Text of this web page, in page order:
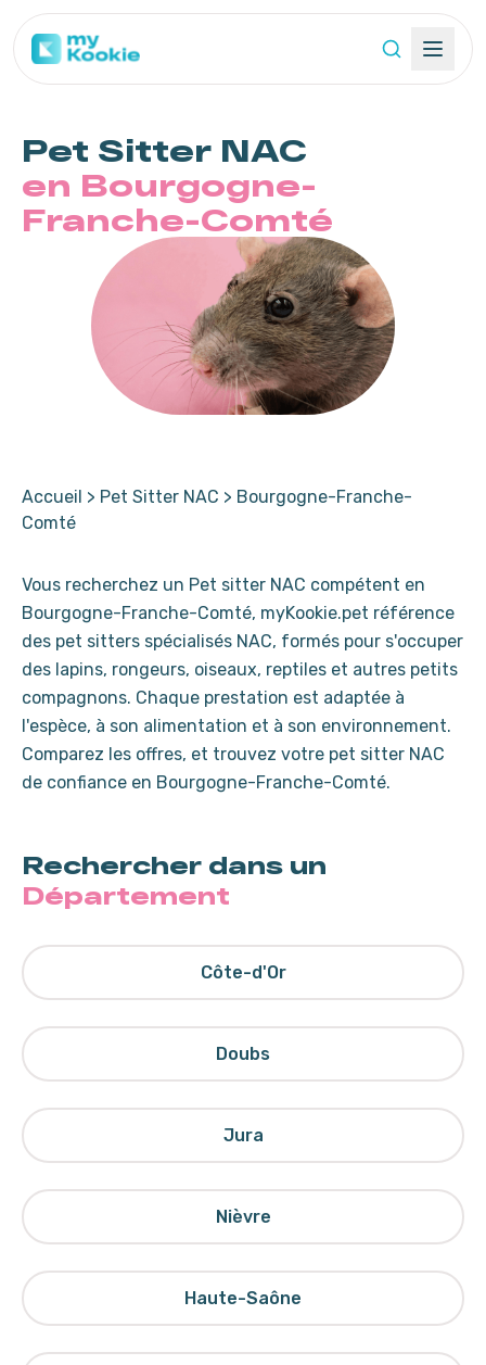
Pet Sitter NAC
en Bourgogne-
Franche-Comté
Accueil > Pet Sitter NAC > Bourgogne-Franche-
Comté
Vous recherchez un Pet sitter NAC compétent en
Bourgogne-Franche-Comté, myKookie.pet référence
des pet sitters spécialisés NAC, formés pour s'occuper
des lapins, rongeurs, oiseaux, reptiles et autres petits
compagnons. Chaque prestation est adaptée à
l'espèce, à son alimentation et à son environnement.
Comparez les offres, et trouvez votre pet sitter NAC
de confiance en Bourgogne-Franche-Comté.
Rechercher dans un
Département
Côte-d'Or
Doubs
Jura
Nièvre
Haute-Saône